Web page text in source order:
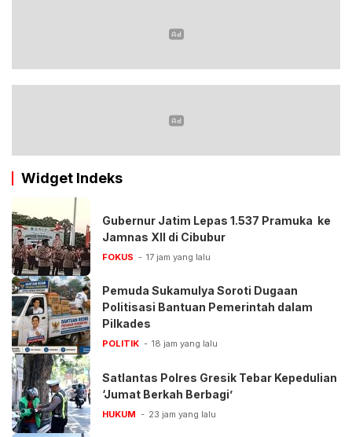
Widget Indeks
Gubernur Jatim Lepas 1.537 Pramuka ke
Jamnas XII di Cibubur
FOKUS 17 jam yang lalu
Pemuda Sukamulya Soroti Dugaan
Politisasi Bantuan Pemerintah dalam
Pilkades
POLITIK 18 jam yang lalu
Satlantas Polres Gresik Tebar Kepedulian
‘Jumat Berkah Berbagi’
HUKUM 23 jam yang lalu